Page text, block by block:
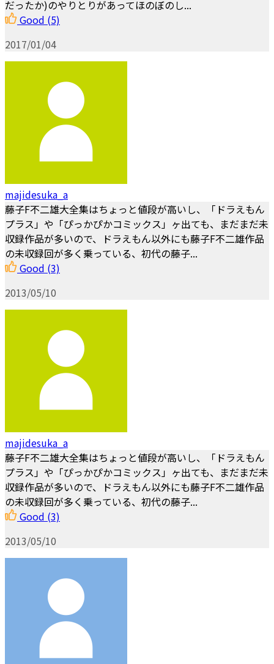
だったか)のやりとりがあってほのぼのし...
Good (5)
2017/01/04
majidesuka_a
藤子F不二雄大全集はちょっと値段が高いし、「ドラえもん
プラス」や「ぴっかぴかコミックス」ヶ出ても、まだまだ未
収録作品が多いので、ドラえもん以外にも藤子F不二雄作品
の未収録回が多く乗っている、初代の藤子...
Good (3)
2013/05/10
majidesuka_a
藤子F不二雄大全集はちょっと値段が高いし、「ドラえもん
プラス」や「ぴっかぴかコミックス」ヶ出ても、まだまだ未
収録作品が多いので、ドラえもん以外にも藤子F不二雄作品
の未収録回が多く乗っている、初代の藤子...
Good (3)
2013/05/10